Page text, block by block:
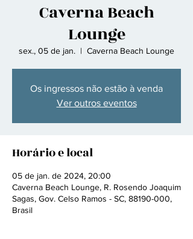
Caverna Beach
Lounge
sex., 05 de jan.
  |
Caverna Beach Lounge
Os ingressos não estão à venda
Ver outros eventos
Horário e local
05 de jan. de 2024, 20:00
Caverna Beach Lounge, R. Rosendo Joaquim
Sagas, Gov. Celso Ramos - SC, 88190-000,
Brasil